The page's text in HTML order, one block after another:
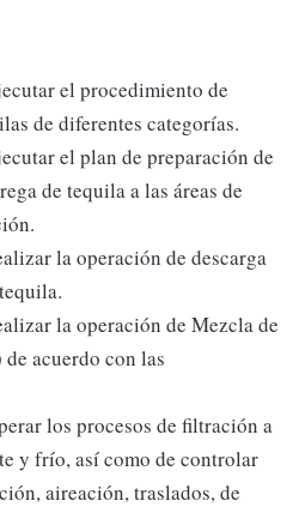
el procedimiento de
de diferentes categorías.
el plan de preparación de
de tequila a las áreas de
la operación de descarga
la operación de Mezcla de
acuerdo con las
los procesos de filtración a
y frío, así como de controlar
aireación, traslados, de